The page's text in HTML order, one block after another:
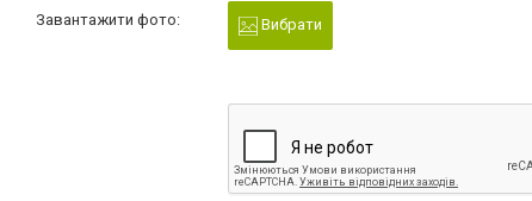
Завантажити фото: Вибрати